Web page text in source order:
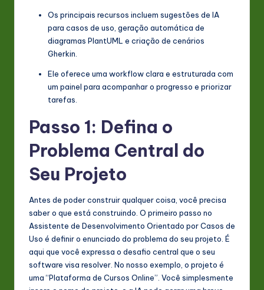
ti
o
Os principais recursos incluem sugestões de IA
para casos de uso, geração automática de
diagramas PlantUML e criação de cenários
Gherkin.
Ele oferece uma workflow clara e estruturada com
um painel para acompanhar o progresso e priorizar
tarefas.
Passo 1: Defina o
Problema Central do
Seu Projeto
Antes de poder construir qualquer coisa, você precisa
saber o que está construindo. O primeiro passo no
Assistente de Desenvolvimento Orientado por Casos de
Uso é definir o enunciado do problema do seu projeto. É
aqui que você expressa o desafio central que o seu
software visa resolver. No nosso exemplo, o projeto é
uma “Plataforma de Cursos Online”. Você simplesmente